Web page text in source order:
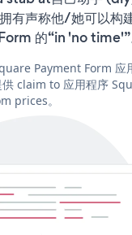
有声称他/她可以构
的“in 'no time'”
Payment Form 应
claim to 应用程序
prices。